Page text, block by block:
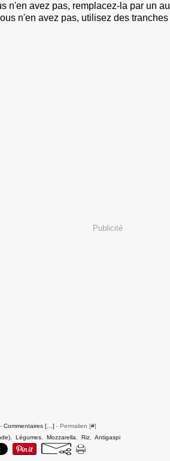
n'en avez pas, remplacez-la par un
n'en avez pas, utilisez des
Publicité
Commentaires [ ] - Permalien [#]
Légumes Mozzarella Riz Antigaspi